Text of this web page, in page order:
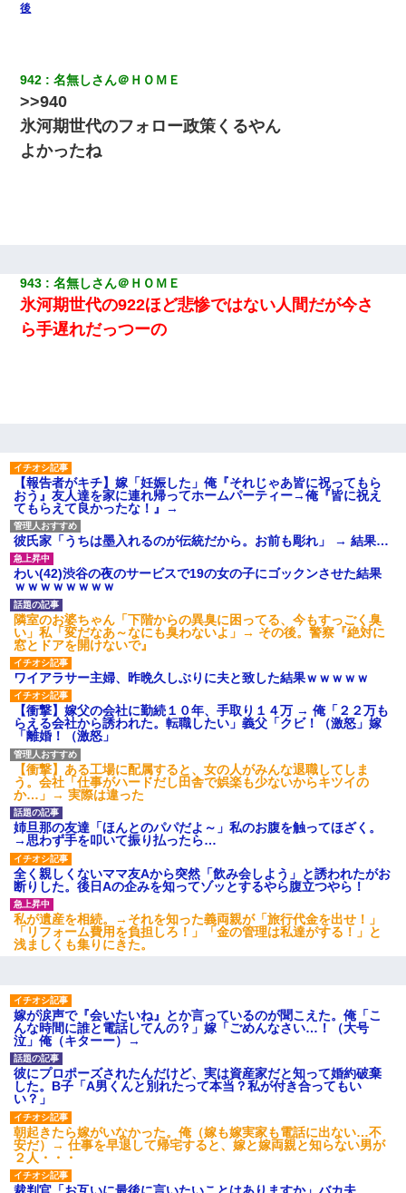
後
942 名無しさん＠ＨＯＭＥ
>>940
氷河期世代のフォロー政策くるやん
よかったね
943 名無しさん＠ＨＯＭＥ
氷河期世代の922ほど悲惨ではない人間だが今さ
ら手遅れだっつーの
【報告者がキチ】嫁「妊娠した」俺『それじゃあ皆に祝ってもら
おう』友人達を家に連れ帰ってホームパーティー→俺『皆に祝え
てもらえて良かったな！』→
彼氏家「うちは墨入れるのが伝統だから。お前も彫れ」 → 結果…
わい(42)渋谷の夜のサービスで19の女の子にゴックンさせた結果
ｗｗｗｗｗｗｗｗ
隣室のお婆ちゃん「下階からの異臭に困ってる、今もすっごく臭
い」私「変だなあ～なにも臭わないよ」→ その後。警察『絶対に
窓とドアを開けないで』
ワイアラサー主婦、昨晩久しぶりに夫と致した結果ｗｗｗｗｗ
【衝撃】嫁父の会社に勤続１０年、手取り１４万 → 俺「２２万も
らえる会社から誘われた。転職したい」義父「クビ！（激怒」嫁
「離婚！（激怒」
【衝撃】ある工場に配属すると、女の人がみんな退職してしま
う。会社「仕事がハードだし田舎で娯楽も少ないからキツイの
か…」→ 実際は違った
姉旦那の友達「ほんとのパパだよ～」私のお腹を触ってほざく。
→思わず手を叩いて振り払ったら…
全く親しくないママ友Aから突然「飲み会しよう」と誘われたがお
断りした。後日Aの企みを知ってゾッとするやら腹立つやら！
私が遺産を相続。→それを知った義両親が「旅行代金を出せ！」
「リフォーム費用を負担しろ！」「金の管理は私達がする！」と
浅ましくも集りにきた。
嫁が涙声で『会いたいね』とか言っているのが聞こえた。俺「こ
んな時間に誰と電話してんの？」嫁「ごめんなさい…！（大号
泣」俺（キターー）→
彼にプロポーズされたんだけど、実は資産家だと知って婚約破棄
した。B子「A男くんと別れたって本当？私が付き合ってもい
い？」
朝起きたら嫁がいなかった。俺（嫁も嫁実家も電話に出ない…不
安だ）→ 仕事を早退して帰宅すると、嫁と嫁両親と知らない男が
２人・・・